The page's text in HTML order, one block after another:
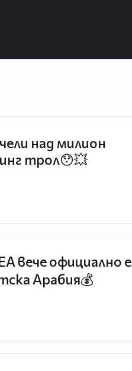
над милион
трол😯💥
вече официално е
Арабия💰